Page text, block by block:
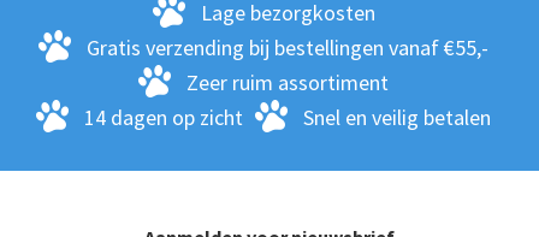
Lage bezorgkosten
Gratis verzending bij bestellingen vanaf €55,-
Zeer ruim assortiment
14 dagen op zicht
Snel en veilig betalen